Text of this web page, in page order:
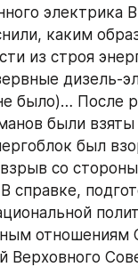
электрика
каким
из строя
дизель-
было)… После
были
был
взрыв со
справке,
отношениям
Верховного